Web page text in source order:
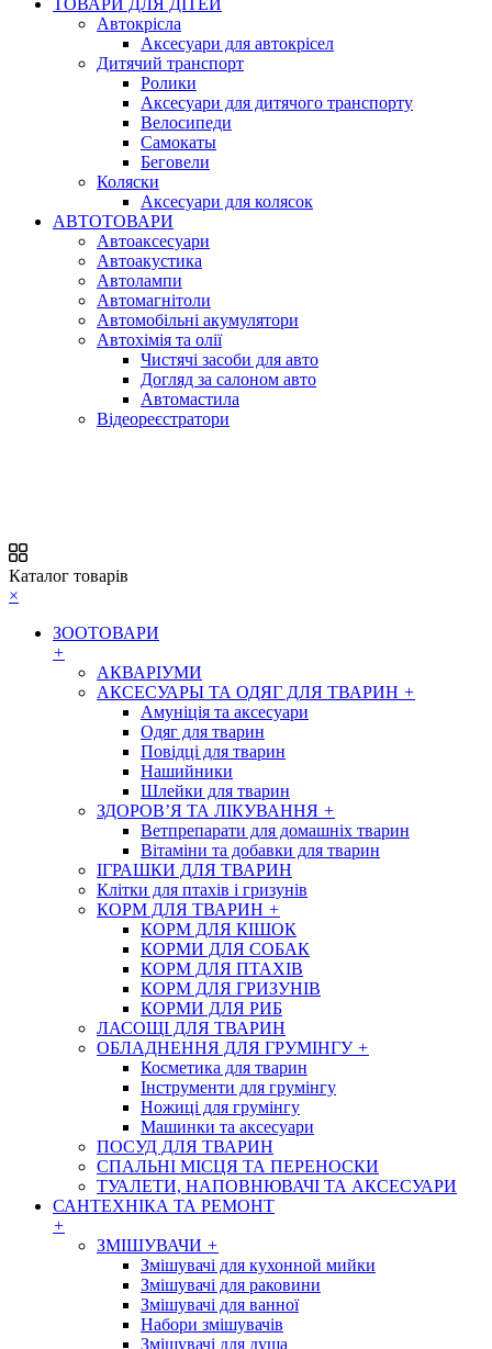
ТОВАРИ ДЛЯ ДІТЕЙ
Автокрісла
Аксесуари для автокрісел
Дитячий транспорт
Ролики
Аксесуари для дитячого транспорту
Велосипеди
Самокаты
Беговели
Коляски
Аксесуари для колясок
АВТОТОВАРИ
Автоаксесуари
Автоакустика
Автолампи
Автомагнітоли
Автомобільні акумулятори
Автохімія та олії
Чистячі засоби для авто
Догляд за салоном авто
Автомастила
Відеореєстратори
Каталог товарів
×
ЗООТОВАРИ
+
АКВАРІУМИ
АКСЕСУАРЫ ТА ОДЯГ ДЛЯ ТВАРИН +
Амуніція та аксесуари
Одяг для тварин
Повідці для тварин
Нашийники
Шлейки для тварин
ЗДОРОВ’Я ТА ЛІКУВАННЯ +
Ветпрепарати для домашніх тварин
Вітаміни та добавки для тварин
ІГРАШКИ ДЛЯ ТВАРИН
Клітки для птахів і гризунів
КОРМ ДЛЯ ТВАРИН +
КОРМ ДЛЯ КІШОК
КОРМИ ДЛЯ СОБАК
КОРМ ДЛЯ ПТАХІВ
КОРМ ДЛЯ ГРИЗУНІВ
КОРМИ ДЛЯ РИБ
ЛАСОЩІ ДЛЯ ТВАРИН
ОБЛАДНЕННЯ ДЛЯ ГРУМІНГУ +
Косметика для тварин
Інструменти для грумінгу
Ножиці для грумінгу
Машинки та аксесуари
ПОСУД ДЛЯ ТВАРИН
СПАЛЬНІ МІСЦЯ ТА ПЕРЕНОСКИ
ТУАЛЕТИ, НАПОВНЮВАЧІ ТА АКСЕСУАРИ
САНТЕХНІКА ТА РЕМОНТ
+
ЗМІШУВАЧИ +
Змішувачі для кухонной мийки
Змішувачі для раковини
Змішувачі для ванної
Набори змішувачів
Змішувачі для душа